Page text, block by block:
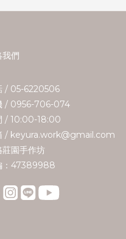
我們
/ 05-6220506
/ 0956-706-074
/ 10:00-18:00
/ keyura.work@gmail.com
莊園手作坊
：47389988